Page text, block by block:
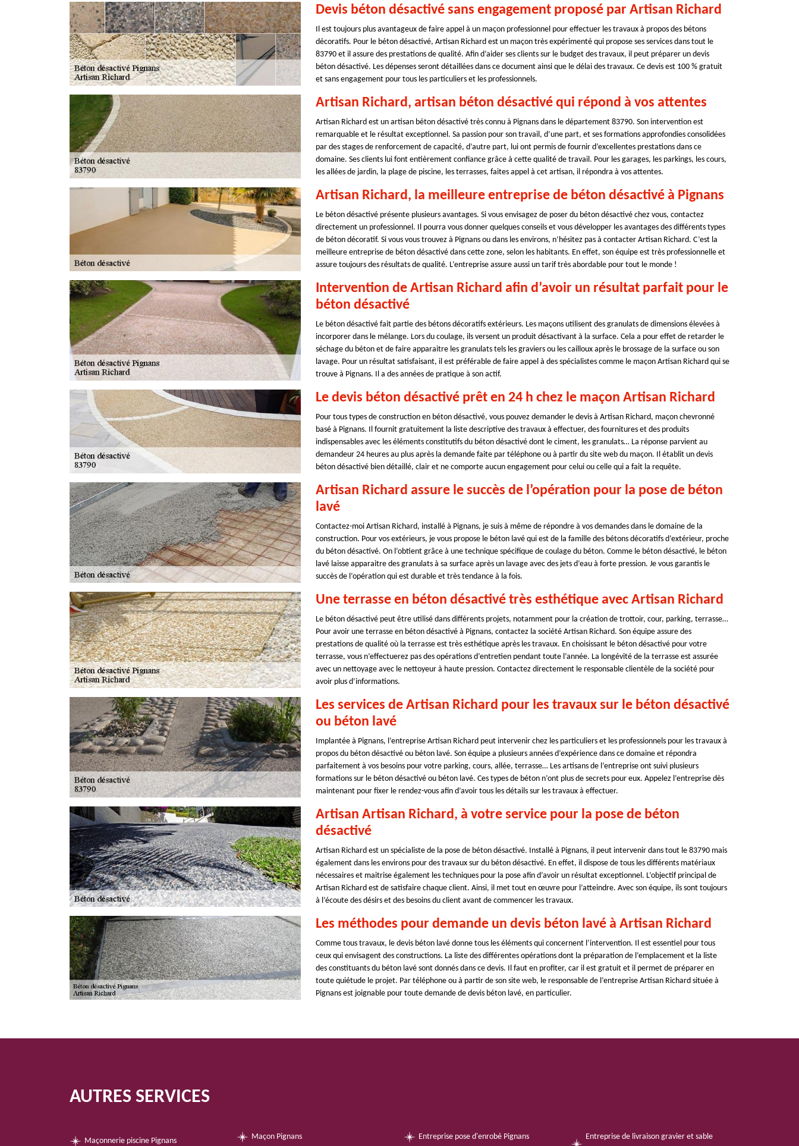
Devis béton désactivé sans engagement proposé par Artisan Richard
Il est toujours plus avantageux de faire appel à un maçon professionnel pour effectuer les travaux à propos des bétons
décoratifs. Pour le béton désactivé, Artisan Richard est un maçon très expérimenté qui propose ses services dans tout le
83790 et il assure des prestations de qualité. Afin d’aider ses clients sur le budget des travaux, il peut préparer un devis
béton désactivé. Les dépenses seront détaillées dans ce document ainsi que le délai des travaux. Ce devis est 100 % gratuit
et sans engagement pour tous les particuliers et les professionnels.
Artisan Richard, artisan béton désactivé qui répond à vos attentes
Artisan Richard est un artisan béton désactivé très connu à Pignans dans le département 83790. Son intervention est
remarquable et le résultat exceptionnel. Sa passion pour son travail, d’une part, et ses formations approfondies consolidées
par des stages de renforcement de capacité, d’autre part, lui ont permis de fournir d’excellentes prestations dans ce
domaine. Ses clients lui font entièrement confiance grâce à cette qualité de travail. Pour les garages, les parkings, les cours,
les allées de jardin, la plage de piscine, les terrasses, faites appel à cet artisan, il répondra à vos attentes.
Artisan Richard, la meilleure entreprise de béton désactivé à Pignans
Le béton désactivé présente plusieurs avantages. Si vous envisagez de poser du béton désactivé chez vous, contactez
directement un professionnel. Il pourra vous donner quelques conseils et vous développer les avantages des différents types
de béton décoratif. Si vous vous trouvez à Pignans ou dans les environs, n’hésitez pas à contacter Artisan Richard. C’est la
meilleure entreprise de béton désactivé dans cette zone, selon les habitants. En effet, son équipe est très professionnelle et
assure toujours des résultats de qualité. L’entreprise assure aussi un tarif très abordable pour tout le monde !
Intervention de Artisan Richard afin d’avoir un résultat parfait pour le
béton désactivé
Le béton désactivé fait partie des bétons décoratifs extérieurs. Les maçons utilisent des granulats de dimensions élevées à
incorporer dans le mélange. Lors du coulage, ils versent un produit désactivant à la surface. Cela a pour effet de retarder le
séchage du béton et de faire apparaitre les granulats tels les graviers ou les cailloux après le brossage de la surface ou son
lavage. Pour un résultat satisfaisant, il est préférable de faire appel à des spécialistes comme le maçon Artisan Richard qui se
trouve à Pignans. Il a des années de pratique à son actif.
Le devis béton désactivé prêt en 24 h chez le maçon Artisan Richard
Pour tous types de construction en béton désactivé, vous pouvez demander le devis à Artisan Richard, maçon chevronné
basé à Pignans. Il fournit gratuitement la liste descriptive des travaux à effectuer, des fournitures et des produits
indispensables avec les éléments constitutifs du béton désactivé dont le ciment, les granulats… La réponse parvient au
demandeur 24 heures au plus après la demande faite par téléphone ou à partir du site web du maçon. Il établit un devis
béton désactivé bien détaillé, clair et ne comporte aucun engagement pour celui ou celle qui a fait la requête.
Artisan Richard assure le succès de l’opération pour la pose de béton
lavé
Contactez-moi Artisan Richard, installé à Pignans, je suis à même de répondre à vos demandes dans le domaine de la
construction. Pour vos extérieurs, je vous propose le béton lavé qui est de la famille des bétons décoratifs d’extérieur, proche
du béton désactivé. On l’obtient grâce à une technique spécifique de coulage du béton. Comme le béton désactivé, le béton
lavé laisse apparaitre des granulats à sa surface après un lavage avec des jets d’eau à forte pression. Je vous garantis le
succès de l’opération qui est durable et très tendance à la fois.
Une terrasse en béton désactivé très esthétique avec Artisan Richard
Le béton désactivé peut être utilisé dans différents projets, notamment pour la création de trottoir, cour, parking, terrasse…
Pour avoir une terrasse en béton désactivé à Pignans, contactez la société Artisan Richard. Son équipe assure des
prestations de qualité où la terrasse est très esthétique après les travaux. En choisissant le béton désactivé pour votre
terrasse, vous n’effectuerez pas des opérations d’entretien pendant toute l’année. La longévité de la terrasse est assurée
avec un nettoyage avec le nettoyeur à haute pression. Contactez directement le responsable clientèle de la société pour
avoir plus d’informations.
Les services de Artisan Richard pour les travaux sur le béton désactivé
ou béton lavé
Implantée à Pignans, l’entreprise Artisan Richard peut intervenir chez les particuliers et les professionnels pour les travaux à
propos du béton désactivé ou béton lavé. Son équipe a plusieurs années d’expérience dans ce domaine et répondra
parfaitement à vos besoins pour votre parking, cours, allée, terrasse… Les artisans de l’entreprise ont suivi plusieurs
formations sur le béton désactivé ou béton lavé. Ces types de béton n’ont plus de secrets pour eux. Appelez l’entreprise dès
maintenant pour fixer le rendez-vous afin d’avoir tous les détails sur les travaux à effectuer.
Artisan Artisan Richard, à votre service pour la pose de béton
désactivé
Artisan Richard est un spécialiste de la pose de béton désactivé. Installé à Pignans, il peut intervenir dans tout le 83790 mais
également dans les environs pour des travaux sur du béton désactivé. En effet, il dispose de tous les différents matériaux
nécessaires et maitrise également les techniques pour la pose afin d’avoir un résultat exceptionnel. L’objectif principal de
Artisan Richard est de satisfaire chaque client. Ainsi, il met tout en œuvre pour l’atteindre. Avec son équipe, ils sont toujours
à l’écoute des désirs et des besoins du client avant de commencer les travaux.
Les méthodes pour demande un devis béton lavé à Artisan Richard
Comme tous travaux, le devis béton lavé donne tous les éléments qui concernent l’intervention. Il est essentiel pour tous
ceux qui envisagent des constructions. La liste des différentes opérations dont la préparation de l’emplacement et la liste
des constituants du béton lavé sont donnés dans ce devis. Il faut en profiter, car il est gratuit et il permet de préparer en
toute quiétude le projet. Par téléphone ou à partir de son site web, le responsable de l’entreprise Artisan Richard située à
Pignans est joignable pour toute demande de devis béton lavé, en particulier.
AUTRES SERVICES
Maçonnerie piscine Pignans Maçon Pignans Entreprise pose d'enrobé Pignans Entreprise de livraison gravier et sable